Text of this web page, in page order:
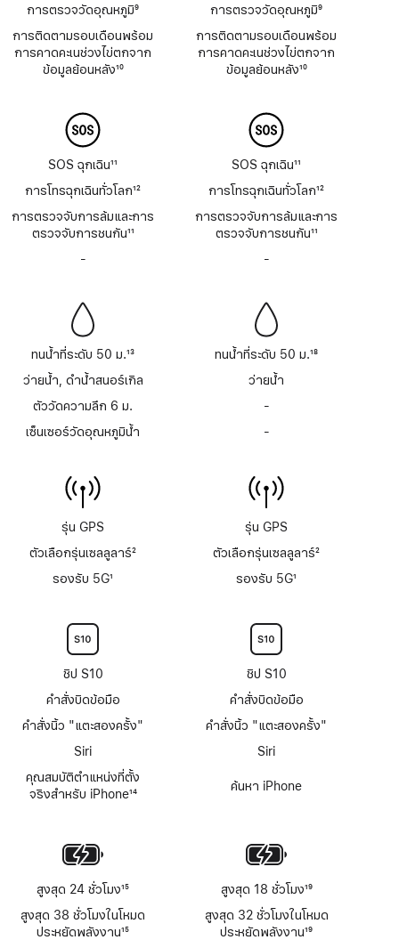
การตรวจวัดอุณหภูมิ
เชิงอรรถ
9
การติดตามรอบเดือนพร้อม
การคาดคะเนช่วงไข่ตกจาก
ข้อมูลย้อนหลัง10
SOS ฉุกเฉิน
เชิงอรรถ
11
การโทรฉุกเฉินทั่วโลก
เชิงอรรถ
12
การตรวจจับการล้มและการ
ตรวจจับการชนกัน11
-
ทนน้ำที่ระดับ 50 ม.
เชิงอรรถ
13
ว่ายน้ำ, ดำน้ำสนอร์เกิล
ตัววัดความลึก 6 ม.
เซ็นเซอร์วัดอุณหภูมิน้ำ
รุ่น GPS
ตัวเลือกรุ่นเซลลูลาร์
เชิงอรรถ
2
รองรับ 5G1
ชิป S10
คำสั่งบิดข้อมือ
คำสั่งนิ้ว "แตะสองครั้ง"
Siri
คุณสมบัติตำแหน่งที่ตั้ง
จริงสำหรับ iPhone14
สูงสุด 24 ชั่วโมง
เชิงอรรถ
15
สูงสุด 38 ชั่วโมงในโหมด
ประหยัดพลังงาน15
การตรวจวัดอุณหภูมิ
เชิงอรรถ
9
การติดตามรอบเดือนพร้อม
การคาดคะเนช่วงไข่ตกจาก
ข้อมูลย้อนหลัง10
SOS ฉุกเฉิน
เชิงอรรถ
11
การโทรฉุกเฉินทั่วโลก
เชิงอรรถ
12
การตรวจจับการล้มและการ
ตรวจจับการชนกัน11
-
ทนน้ำที่ระดับ 50 ม.
เชิงอรรถ
18
ว่ายน้ำ
-
ลึก
ถึง
ม.
-
อุณหภูมิ
น้ำ
รุ่น GPS
ตัวเลือกรุ่นเซลลูลาร์
เชิงอรรถ
2
รองรับ 5G1
ชิป S10
คำสั่งบิดข้อมือ
คำสั่งนิ้ว "แตะสองครั้ง"
Siri
ค้นหา iPhone
สูงสุด 18 ชั่วโมง
เชิงอรรถ
19
สูงสุด 32 ชั่วโมงในโหมด
ประหยัดพลังงาน19